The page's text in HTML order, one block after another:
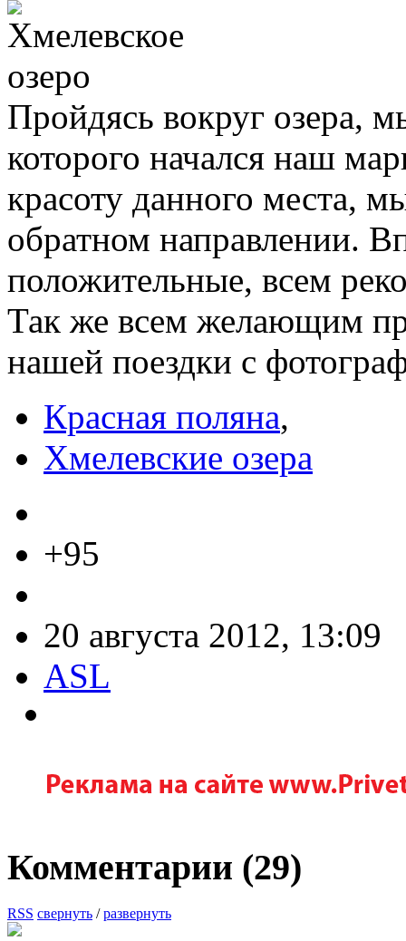
Пройдясь вокруг озера,
которого начался наш
красоту данного места,
обратном направлении.
положительные, всем
Так же всем желающим
нашей поездки с
Красная поляна,
Хмелевские озера
+95
20 августа 2012, 13:09
ASL
Комментарии (29)
RSS свернуть /развернуть